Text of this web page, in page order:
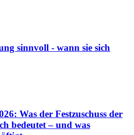
sinnvoll - wann sie sich
Was der Festzuschuss der
bedeutet – und was